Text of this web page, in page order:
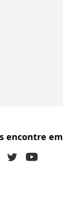
encontre em
Twitter (X)Youtube